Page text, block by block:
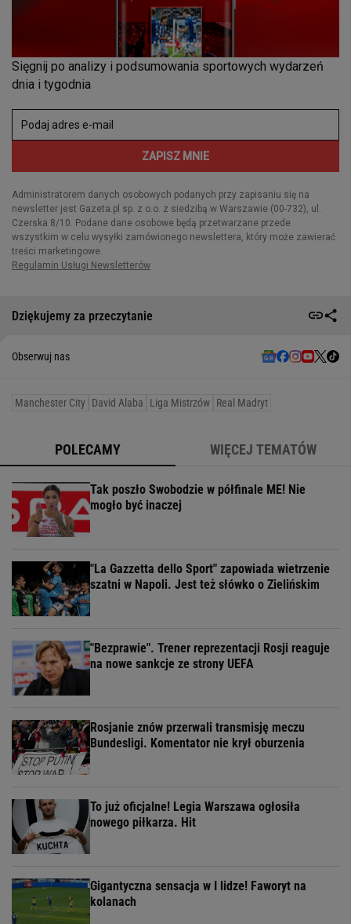
Dziękujemy za przeczytanie
Obserwuj nas
Manchester City David Alaba Liga Mistrzów Real Madryt
POLECAMY WIĘCEJ TEMATÓW
Tak poszło Swobodzie w półfinale ME! Nie
mogło być inaczej
"La Gazzetta dello Sport" zapowiada wietrzenie
szatni w Napoli. Jest też słówko o Zielińskim
"Bezprawie". Trener reprezentacji Rosji reaguje
na nowe sankcje ze strony UEFA
Rosjanie znów przerwali transmisję meczu
Bundesligi. Komentator nie krył oburzenia
To już oficjalne! Legia Warszawa ogłosiła
nowego piłkarza. Hit
Gigantyczna sensacja w I lidze! Faworyt na
kolanach